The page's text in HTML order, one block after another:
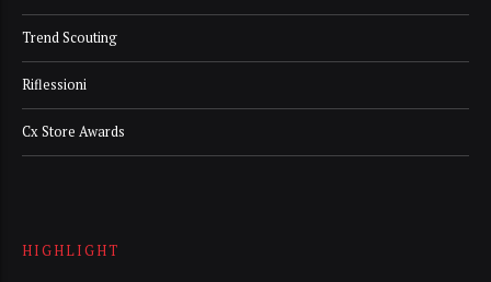
Trend Scouting
Riflessioni
Cx Store Awards
HIGHLIGHT